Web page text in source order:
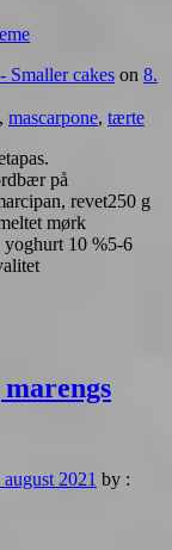
Smaller cakes on 8.
, mascarpone, tærte
på
revet250 g
mørk
yoghurt 10 %5-6
august 2021 by :